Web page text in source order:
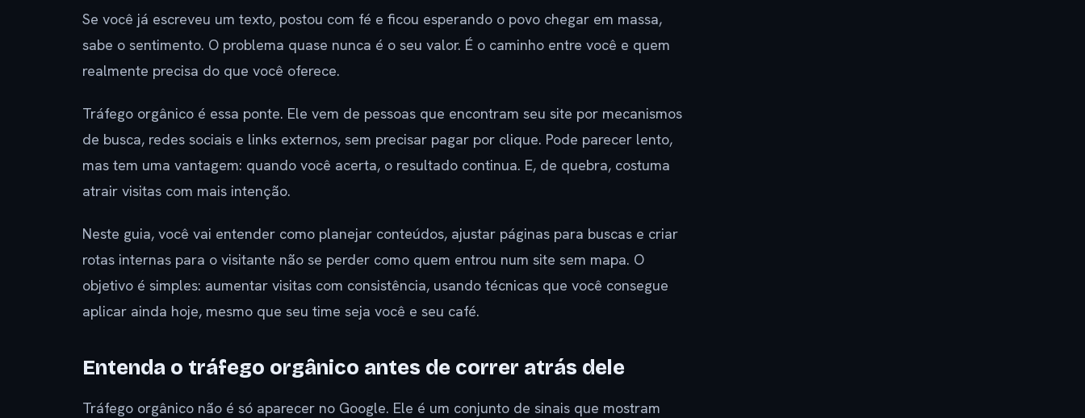
Se você já escreveu um texto, postou com fé e ficou esperando o povo chegar em massa,
sabe o sentimento. O problema quase nunca é o seu valor. É o caminho entre você e quem
realmente precisa do que você oferece.
Tráfego orgânico é essa ponte. Ele vem de pessoas que encontram seu site por mecanismos
de busca, redes sociais e links externos, sem precisar pagar por clique. Pode parecer lento,
mas tem uma vantagem: quando você acerta, o resultado continua. E, de quebra, costuma
atrair visitas com mais intenção.
Neste guia, você vai entender como planejar conteúdos, ajustar páginas para buscas e criar
rotas internas para o visitante não se perder como quem entrou num site sem mapa. O
objetivo é simples: aumentar visitas com consistência, usando técnicas que você consegue
aplicar ainda hoje, mesmo que seu time seja você e seu café.
Entenda o tráfego orgânico antes de correr atrás dele
Tráfego orgânico não é só aparecer no Google. Ele é um conjunto de sinais que mostram